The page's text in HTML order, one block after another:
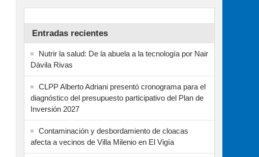
Entradas recientes
Nutrir la salud: De la abuela a la tecnología por Nair
Dávila Rivas
CLPP Alberto Adriani presentó cronograma para el
diagnóstico del presupuesto participativo del Plan de
Inversión 2027
Contaminación y desbordamiento de cloacas
afecta a vecinos de Villa Milenio en El Vigía